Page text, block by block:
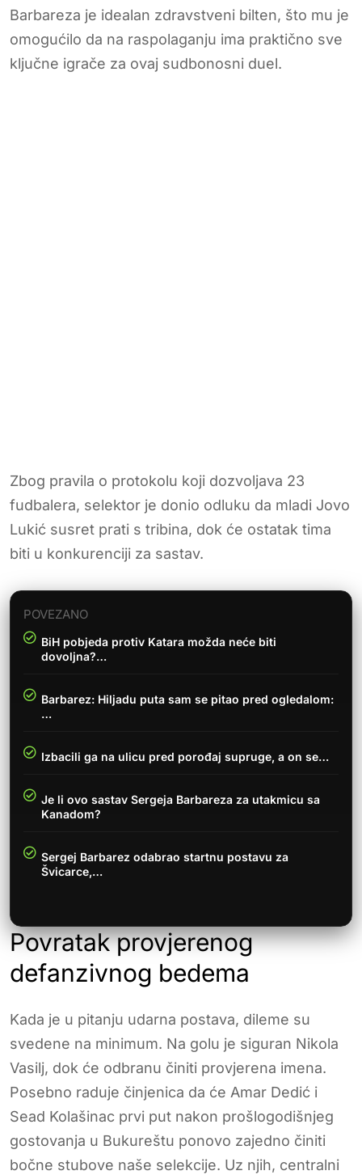
Barbareza je idealan zdravstveni bilten, što mu je
omogućilo da na raspolaganju ima praktično sve
ključne igrače za ovaj sudbonosni duel.
Zbog pravila o protokolu koji dozvoljava 23
fudbalera, selektor je donio odluku da mladi Jovo
Lukić susret prati s tribina, dok će ostatak tima
biti u konkurenciji za sastav.
POVEZANO
BiH pobjeda protiv Katara možda neće biti
dovoljna?…
Barbarez: Hiljadu puta sam se pitao pred ogledalom:
…
Izbacili ga na ulicu pred porođaj supruge, a on se…
Je li ovo sastav Sergeja Barbareza za utakmicu sa
Kanadom?
Sergej Barbarez odabrao startnu postavu za
Švicarce,…
Povratak provjerenog
defanzivnog bedema
Kada je u pitanju udarna postava, dileme su
svedene na minimum. Na golu je siguran Nikola
Vasilj, dok će odbranu činiti provjerena imena.
Posebno raduje činjenica da će Amar Dedić i
Sead Kolašinac prvi put nakon prošlogodišnjeg
gostovanja u Bukureštu ponovo zajedno činiti
bočne stubove naše selekcije. Uz njih, centralni